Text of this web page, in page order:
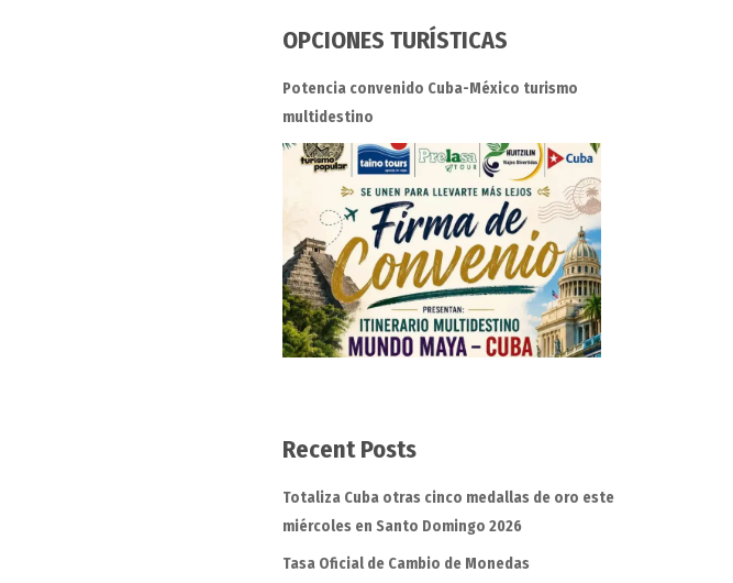
OPCIONES TURÍSTICAS
Potencia convenido Cuba-México turismo
multidestino
Recent Posts
Totaliza Cuba otras cinco medallas de oro este
miércoles en Santo Domingo 2026
Tasa Oficial de Cambio de Monedas